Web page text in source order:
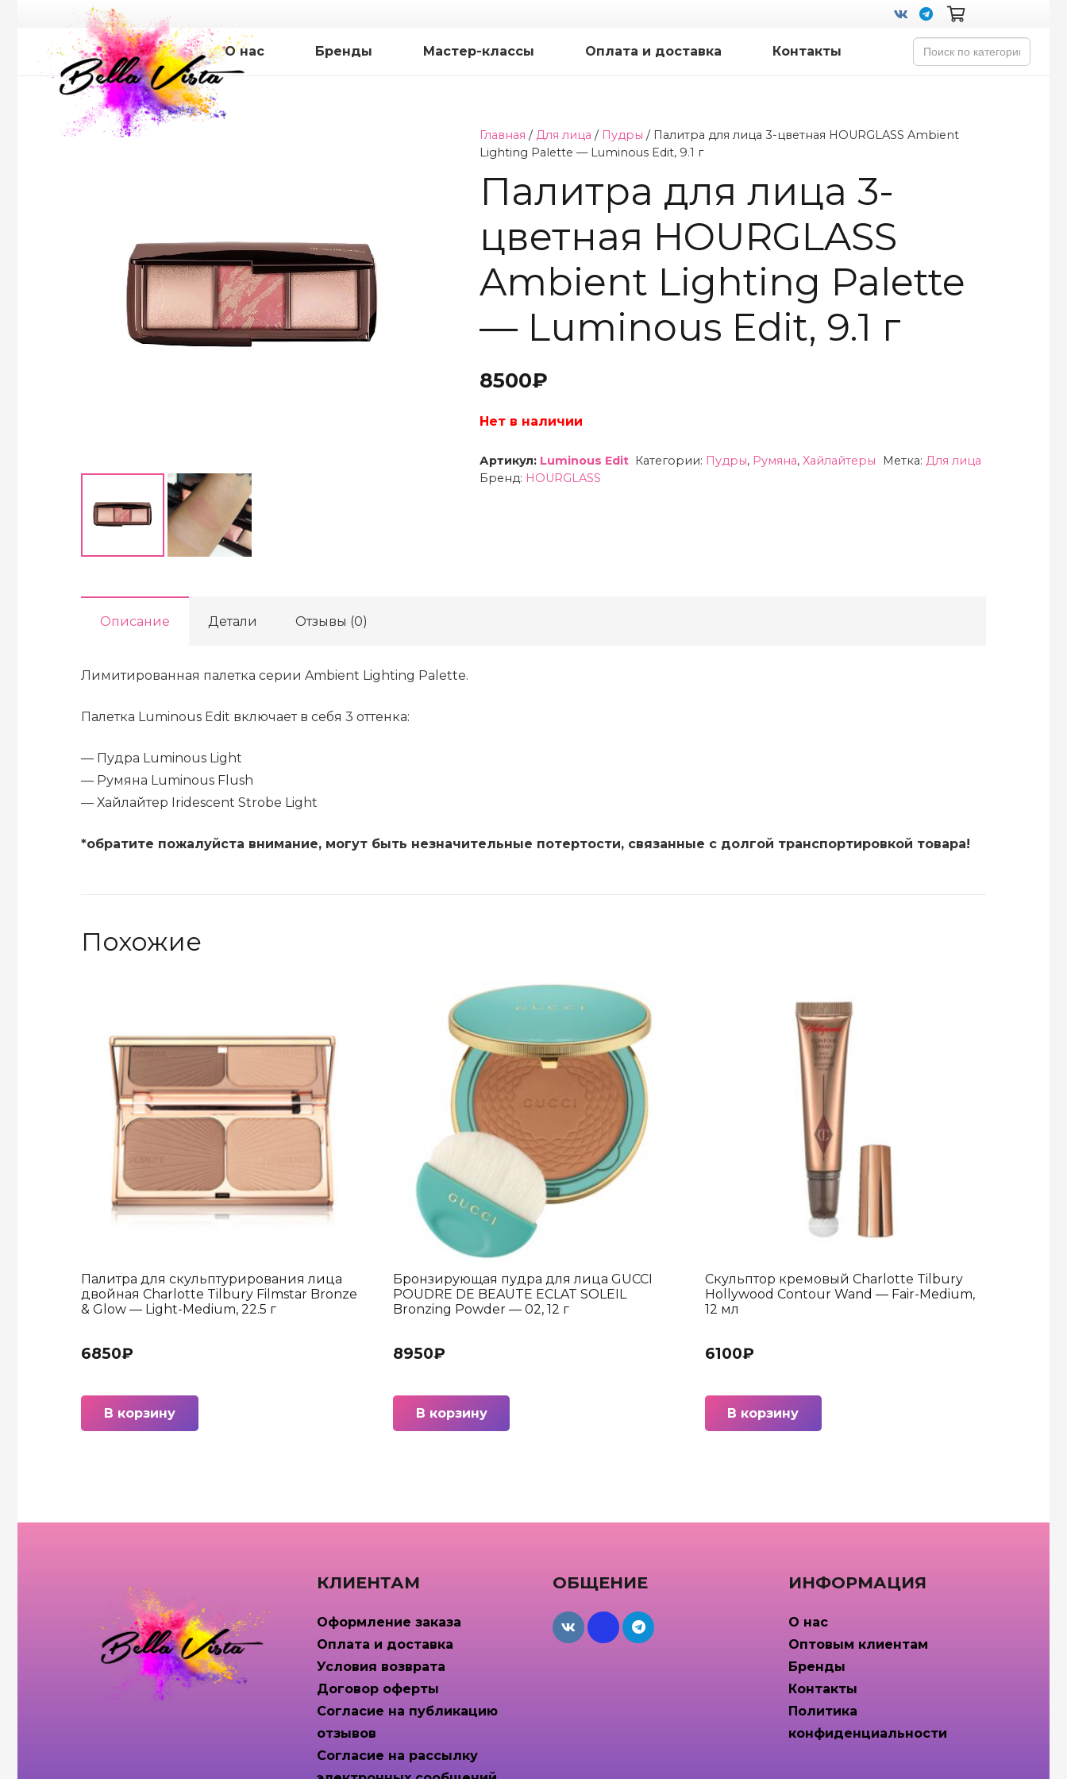
О нас Бренды Мастер-классы Оплата и доставка Контакты
Search
for:
Главная / Для лица / Пудры / Палитра для лица 3-цветная HOURGLASS Ambient
Lighting Palette — Luminous Edit, 9.1 г
Палитра для лица 3-
цветная HOURGLASS
Ambient Lighting Palette
— Luminous Edit, 9.1 г
8500₽
Нет в наличии
Артикул: Luminous Edit Категории: Пудры, Румяна,Хайлайтеры Метка: Для лица
Бренд: HOURGLASS
Описание Детали Отзывы (0)
Лимитированная палетка серии Ambient Lighting Palette.
Палетка Luminous Edit включает в себя 3 оттенка:
— Пудра Luminous Light
— Румяна Luminous Flush
— Хайлайтер Iridescent Strobe Light
*обратите пожалуйста внимание, могут быть незначительные потертости, связанные с долгой транспортировкой товара!
Похожие
Палитра для скульптурирования лица
двойная Charlotte Tilbury Filmstar Bronze
& Glow — Light-Medium, 22.5 г
6850₽
В корзину
Бронзирующая пудра для лица GUCCI
POUDRE DE BEAUTE ECLAT SOLEIL
Bronzing Powder — 02, 12 г
8950₽
В корзину
Скульптор кремовый Charlotte Tilbury
Hollywood Contour Wand — Fair-Medium,
12 мл
6100₽
В корзину
КЛИЕНТАМ
Оформление заказа
Оплата и доставка
Условия возврата
Договор оферты
Согласие на публикацию
отзывов
Согласие на рассылку
ОБЩЕНИЕ
maxcdn
ИНФОРМАЦИЯ
О нас
Оптовым клиентам
Бренды
Контакты
Политика
конфиденциальности